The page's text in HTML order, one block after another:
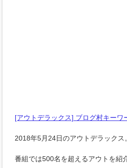
[アウトデラックス] ブログ村キーワ
2018年5月24日のアウトデラックス。
番組では500名を超えるアウトを紹介